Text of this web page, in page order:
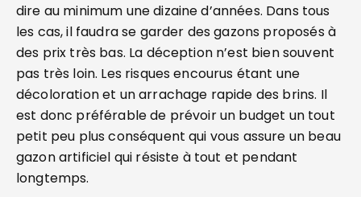
dire au minimum une dizaine d’années. Dans tous
les cas, il faudra se garder des gazons proposés à
des prix très bas. La déception n’est bien souvent
pas très loin. Les risques encourus étant une
décoloration et un arrachage rapide des brins. Il
est donc préférable de prévoir un budget un tout
petit peu plus conséquent qui vous assure un beau
gazon artificiel qui résiste à tout et pendant
longtemps.